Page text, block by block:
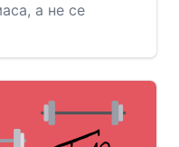
а не се